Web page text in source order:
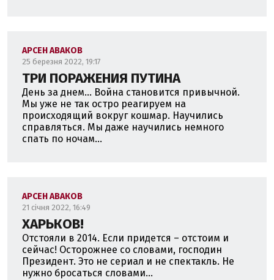
АРСЕН АВАКОВ
25 березня 2022, 19:17
ТРИ ПОРАЖЕНИЯ ПУТИНА
День за днем... Война становится привычной.
Мы уже не так остро реагируем на
происходящий вокруг кошмар. Научились
справляться. Мы даже научились немного
спать по ночам...
АРСЕН АВАКОВ
21 січня 2022, 16:49
ХАРЬКОВ!
Отстояли в 2014. Если придется – отстоим и
сейчас! Осторожнее со словами, господин
Президент. Это не сериал и не спектакль. Не
нужно бросаться словами...